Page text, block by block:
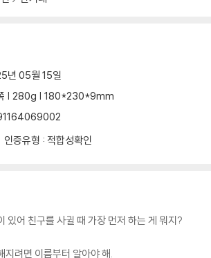
년 05월 15일
| 280g | 180*230*9mm
인증유형 : 적합성확인
있어 친구를 사귈 때 가장 먼저 하는 게 뭐지?
지려면 이름부터 알아야 해.